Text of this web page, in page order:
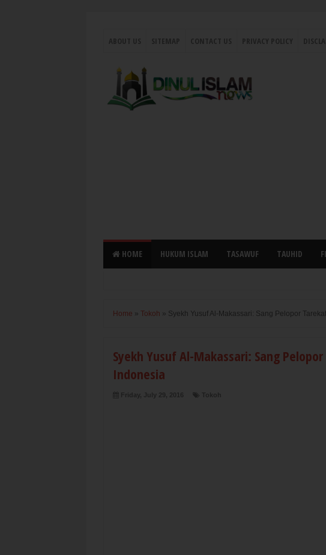
HOME HUKUM ISLAM TASAWUF TAUHID
Home » Tokoh » Syekh Yusuf Al-Makassari: Sang Pelopor
Syekh Yusuf Al-Makassari: Sang
Indonesia